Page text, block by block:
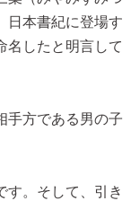
日本書紀に登場す
名したと明言して
手方である男の子
す。そして、引き